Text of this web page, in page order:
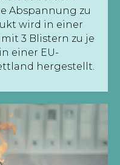
Abspannung zu
wird in einer
3 Blistern zu je
einer EU-
hergestellt.